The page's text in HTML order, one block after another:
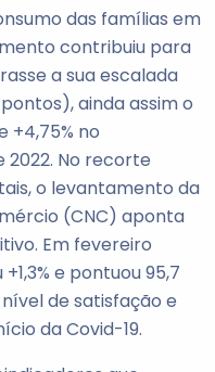
das famílias em
contribuiu para
a sua escalada
ainda assim o
+4,75% no
No recorte
o levantamento da
(CNC) aponta
Em fevereiro
e pontuou 95,7
de satisfação e
da Covid-19.